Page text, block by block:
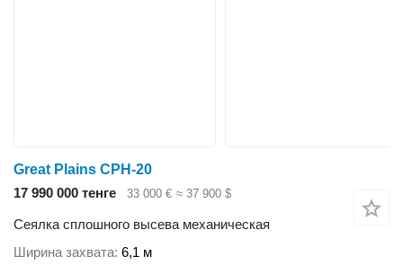
Great Plains CPH-20
17 990 000 тенге
33 000 € ≈ 37 900 $
Сеялка сплошного высева механическая
Ширина захвата 6,1 м